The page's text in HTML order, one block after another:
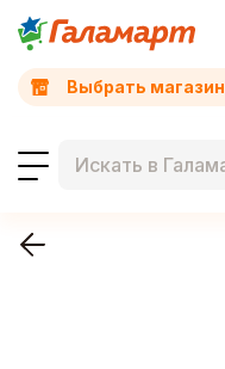
Выбрать магазин